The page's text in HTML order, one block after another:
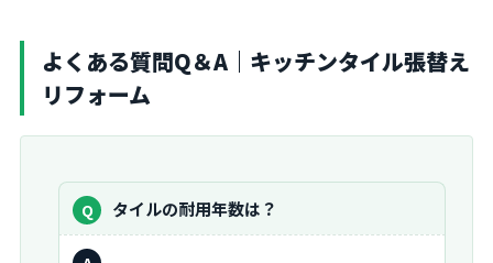
よくある質問Q＆A｜キッチンタイル張替え
リフォーム
質
問：
タイルの耐用年数は？